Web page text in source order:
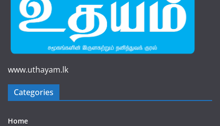
www.uthayam.lk
Categories
Home